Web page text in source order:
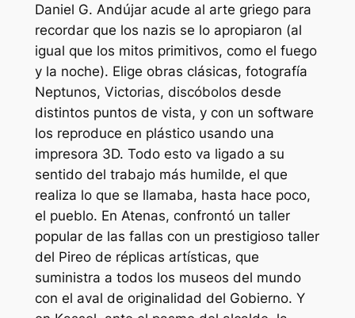
Daniel G. Andújar acude al arte griego para
recordar que los nazis se lo apropiaron (al
igual que los mitos primitivos, como el fuego
y la noche). Elige obras clásicas, fotografía
Neptunos, Victorias, discóbolos desde
distintos puntos de vista, y con un software
los reproduce en plástico usando una
impresora 3D. Todo esto va ligado a su
sentido del trabajo más humilde, el que
realiza lo que se llamaba, hasta hace poco,
el pueblo. En Atenas, confrontó un taller
popular de las fallas con un prestigioso taller
del Pireo de réplicas artísticas, que
suministra a todos los museos del mundo
con el aval de originalidad del Gobierno. Y